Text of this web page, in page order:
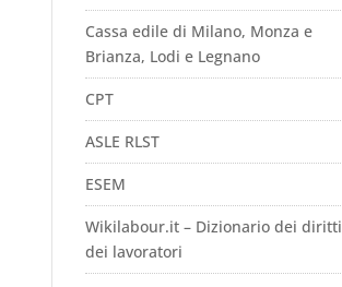
Cassa edile di Milano, Monza e
Brianza, Lodi e Legnano
CPT
ASLE RLST
ESEM
Wikilabour.it – Dizionario dei diritti
dei lavoratori